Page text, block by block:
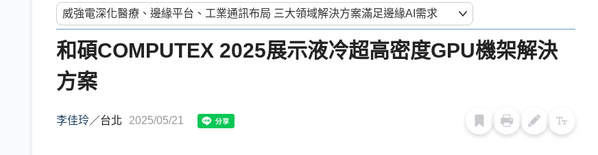
和碩COMPUTEX 2025展示液冷超高密度GPU機架解決
方案
李佳玲／台北 2025/05/21